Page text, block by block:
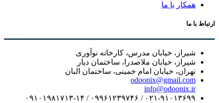
همکار با ما
ارتباط با ما
شیراز، خیابان مدرس، کارخانه نوآوری
شیراز، خیابان ملاصدرا، ساختمان دیار
تهران، خیابان امام خمینی، ساختمان البان
odoonix@gmail.com
info@odoonix.ir
۰۲۱-۹۱۰۱۳۶۹۹ / ۰۹۹۶۱۲۳۹۷۴۶ / ۰۹۱۰۱۹۸۱۷۱۳-۱۴